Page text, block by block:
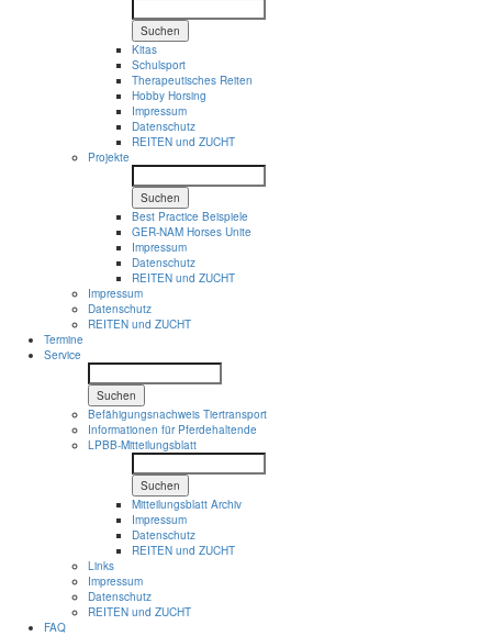
Suchen
Kitas
Schulsport
Therapeutisches Reiten
Hobby Horsing
Impressum
Datenschutz
REITEN und ZUCHT
Projekte
Suchen
Best Practice Beispiele
GER-NAM Horses Unite
Impressum
Datenschutz
REITEN und ZUCHT
Impressum
Datenschutz
REITEN und ZUCHT
Termine
Service
Suchen
Befähigungsnachweis Tiertransport
Informationen für Pferdehaltende
LPBB-Mitteilungsblatt
Suchen
Mitteilungsblatt Archiv
Impressum
Datenschutz
REITEN und ZUCHT
Links
Impressum
Datenschutz
REITEN und ZUCHT
FAQ